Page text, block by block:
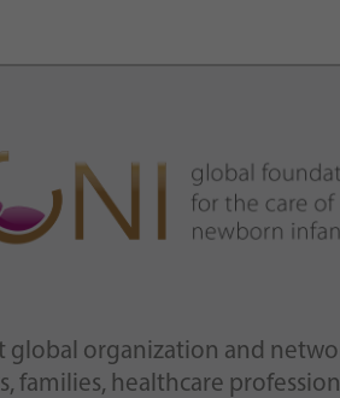
global organization and
families, healthcare